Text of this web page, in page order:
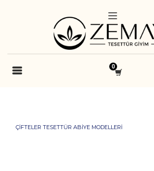
ÇIFTELER TESETTÜR ABIYE MODELLERI